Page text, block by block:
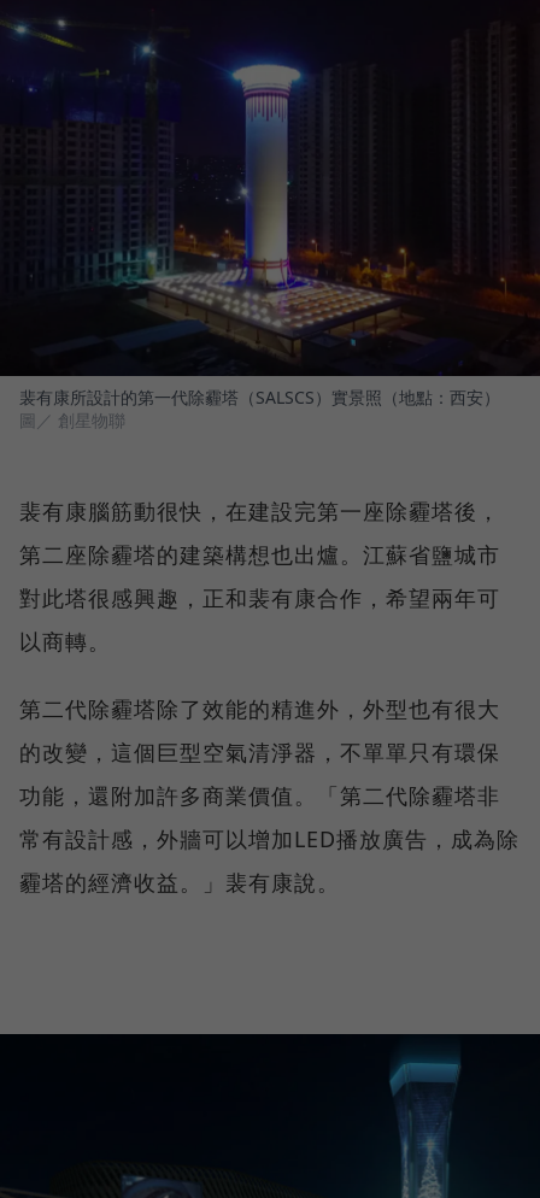
裴有康所設計的第一代除霾塔（SALSCS）實景照（地點：西安）
圖／ 創星物聯
裴有康腦筋動很快，在建設完第一座除霾塔後，
第二座除霾塔的建築構想也出爐。江蘇省鹽城市
對此塔很感興趣，正和裴有康合作，希望兩年可
以商轉。
第二代除霾塔除了效能的精進外，外型也有很大
的改變，這個巨型空氣清淨器，不單單只有環保
功能，還附加許多商業價值。「第二代除霾塔非
常有設計感，外牆可以增加LED播放廣告，成為除
霾塔的經濟收益。」裴有康說。